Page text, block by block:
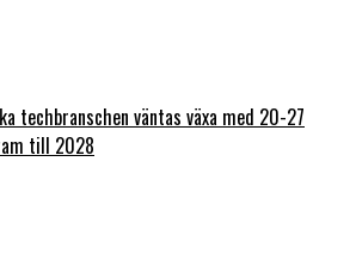
techbranschen väntas växa med 20-27
till 2028